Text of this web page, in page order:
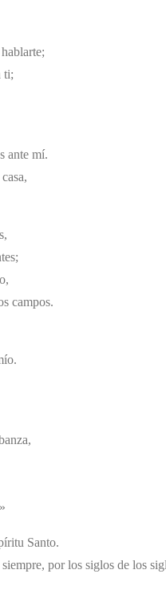
ti;
ante mí.
campos.
Santo.
por los siglos de los